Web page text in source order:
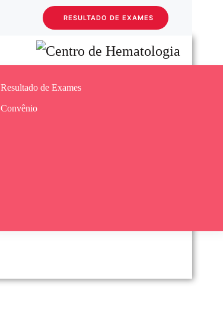
RESULTADO DE EXAMES
Resultado de Exames
Convênio